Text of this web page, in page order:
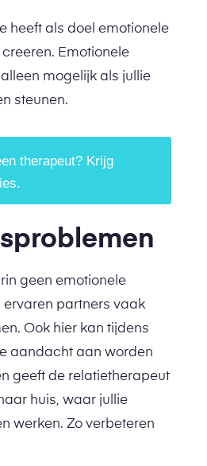
heeft als doel emotionele
Emotionele
mogelijk als jullie
steunen.
therapeut? Krijg
geen emotionele
ervaren partners vaak
Ook hier kan tijdens
aandacht aan worden
geeft de relatietherapeut
huis, waar jullie
werken. Zo verbeteren